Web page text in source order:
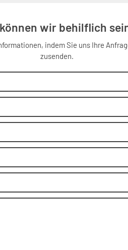
wir behilflich
indem Sie uns Ihre
zusenden.